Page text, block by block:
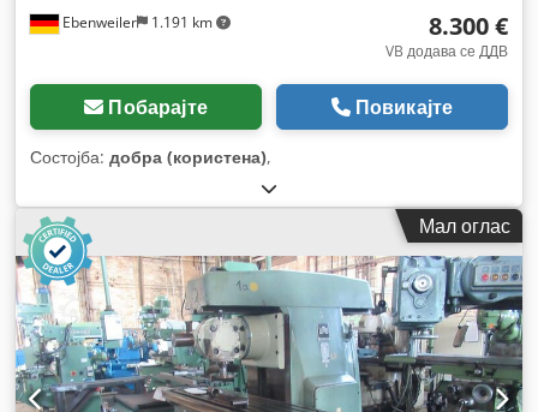
Ebenweiler 1.191 km 8.300 €
VB додава се ДДВ
Побарајте Повикајте
Состојба: добра (користена),
Мал оглас